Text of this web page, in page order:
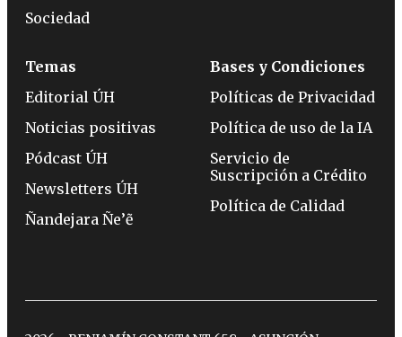
Sociedad
Temas
Editorial ÚH
Noticias positivas
Pódcast ÚH
Newsletters ÚH
Ñandejara Ñe’ẽ
Bases y Condiciones
Políticas de Privacidad
Política de uso de la IA
Servicio de
Suscripción a Crédito
Política de Calidad